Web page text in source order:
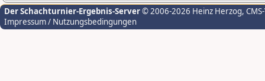
Der Schachturnier-Ergebnis-Server© 2006-2026 Heinz Herzog,
Impressum / Nutzungsbedingungen